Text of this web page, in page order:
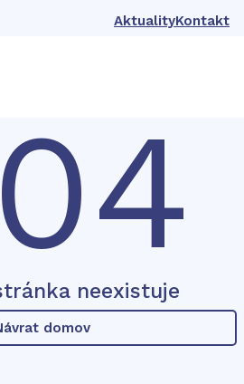
AktualityKontakt
neexistuje
domov